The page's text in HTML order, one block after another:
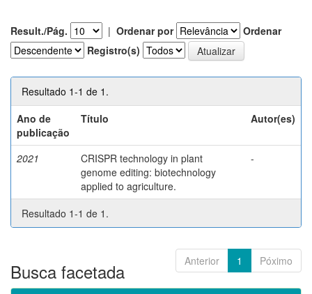
Result./Pág. | Ordenar por
Ordenar
Registro(s)
Resultado 1-1 de 1.
Ano de
publicação
Título Autor(es)
2021
CRISPR technology in plant
genome editing: biotechnology
applied to agriculture.
-
Resultado 1-1 de 1.
Anterior 1 Póximo
Busca facetada